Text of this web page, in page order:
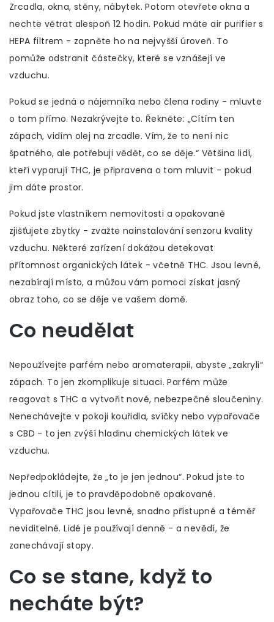
Zrcadla, okna, stěny, nábytek. Potom otevřete okna a
nechte větrat alespoň 12 hodin. Pokud máte air purifier s
HEPA filtrem - zapněte ho na nejvyšší úroveň. To
pomůže odstranit částečky, které se vznášejí ve
vzduchu.
Pokud se jedná o nájemníka nebo člena rodiny - mluvte
o tom přímo. Nezakrývejte to. Řekněte: „Cítím ten
zápach, vidím olej na zrcadle. Vím, že to není nic
špatného, ale potřebuji vědět, co se děje.“ Většina lidí,
kteří vyparují THC, je připravena o tom mluvit - pokud
jim dáte prostor.
Pokud jste vlastníkem nemovitosti a opakovaně
zjišťujete zbytky - zvažte nainstalování senzoru kvality
vzduchu. Některé zařízení dokážou detekovat
přítomnost organických látek - včetně THC. Jsou levné,
nezabírají místo, a můžou vám pomoci získat jasný
obraz toho, co se děje ve vašem domě.
Co neudělat
Nepoužívejte parfém nebo aromaterapii, abyste „zakryli“
zápach. To jen zkomplikuje situaci. Parfém může
reagovat s THC a vytvořit nové, nebezpečné sloučeniny.
Nenechávejte v pokoji kouřidla, svíčky nebo vypařovače
s CBD - to jen zvýší hladinu chemických látek ve
vzduchu.
Nepředpokládejte, že „to je jen jednou“. Pokud jste to
jednou cítili, je to pravděpodobně opakované.
Vypařovače THC jsou levné, snadno přístupné a téměř
neviditelné. Lidé je používají denně - a nevědí, že
zanechávají stopy.
Co se stane, když to
necháte být?